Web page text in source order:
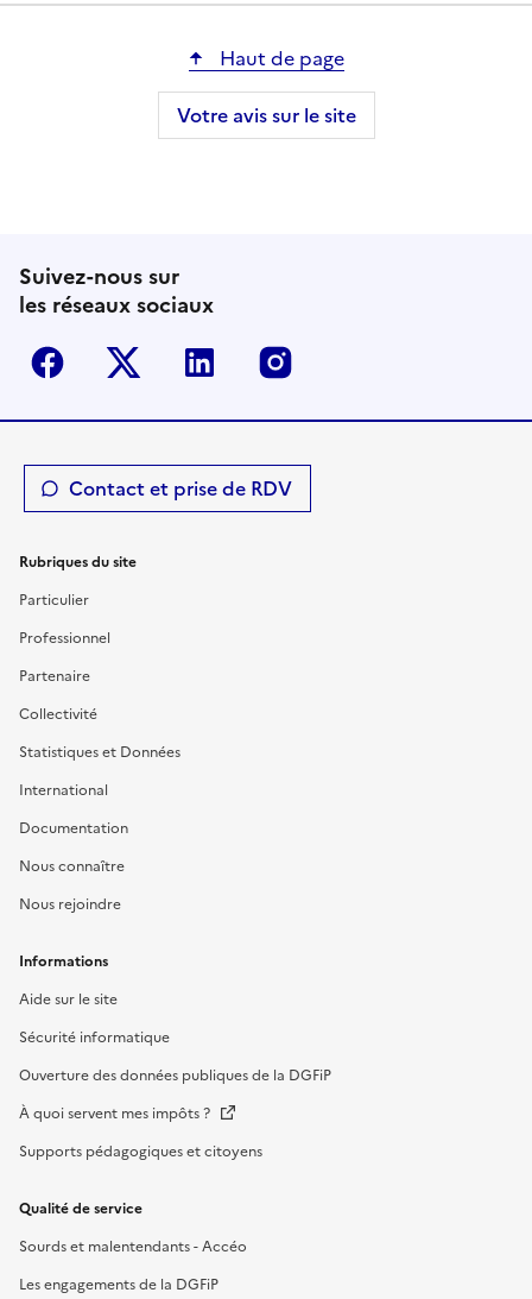
Haut de page
Votre avis sur le site
Suivez-nous sur
les réseaux sociaux
Facebook Twitter-X Linkedin
Contact et prise de RDV
Rubriques du site
Particulier
Professionnel
Partenaire
Collectivité
Statistiques et Données
International
Documentation
Nous connaître
Nous rejoindre
Informations
Aide sur le site
Sécurité informatique
Ouverture des données publiques de la DGFiP
À quoi servent mes impôts ?
Supports pédagogiques et citoyens
Qualité de service
Sourds et malentendants - Accéo
Les engagements de la DGFiP